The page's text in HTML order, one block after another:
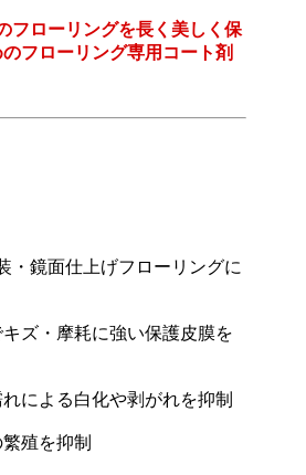
フローリングを長く美しく保
フローリング専用コート剤
・鏡面仕上げフローリングに
キズ・摩耗に強い保護皮膜を
による白化や剥がれを抑制
殖を抑制